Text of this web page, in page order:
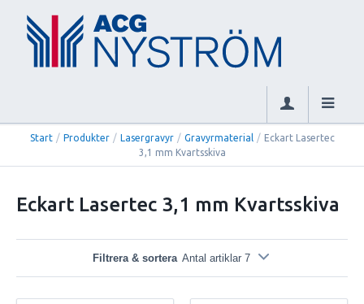
Start / Produkter / Lasergravyr / Gravyrmaterial / Eckart Lasertec
3,1 mm Kvartsskiva
Eckart Lasertec 3,1 mm Kvartsskiva
Filtrera & sortera Antal artiklar 7